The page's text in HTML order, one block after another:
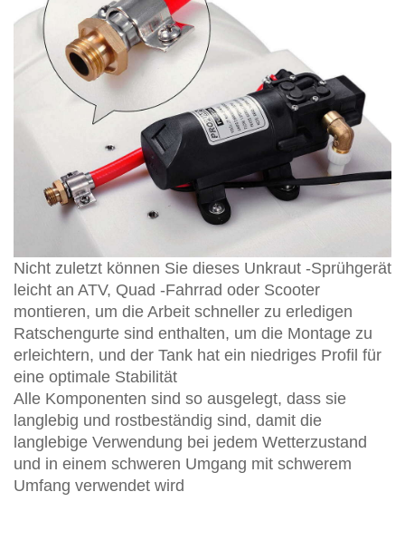
Nicht zuletzt können Sie dieses Unkraut -Sprühgerät
leicht an ATV, Quad -Fahrrad oder Scooter
montieren, um die Arbeit schneller zu erledigen
Ratschengurte sind enthalten, um die Montage zu
erleichtern, und der Tank hat ein niedriges Profil für
eine optimale Stabilität
Alle Komponenten sind so ausgelegt, dass sie
langlebig und rostbeständig sind, damit die
langlebige Verwendung bei jedem Wetterzustand
und in einem schweren Umgang mit schwerem
Umfang verwendet wird